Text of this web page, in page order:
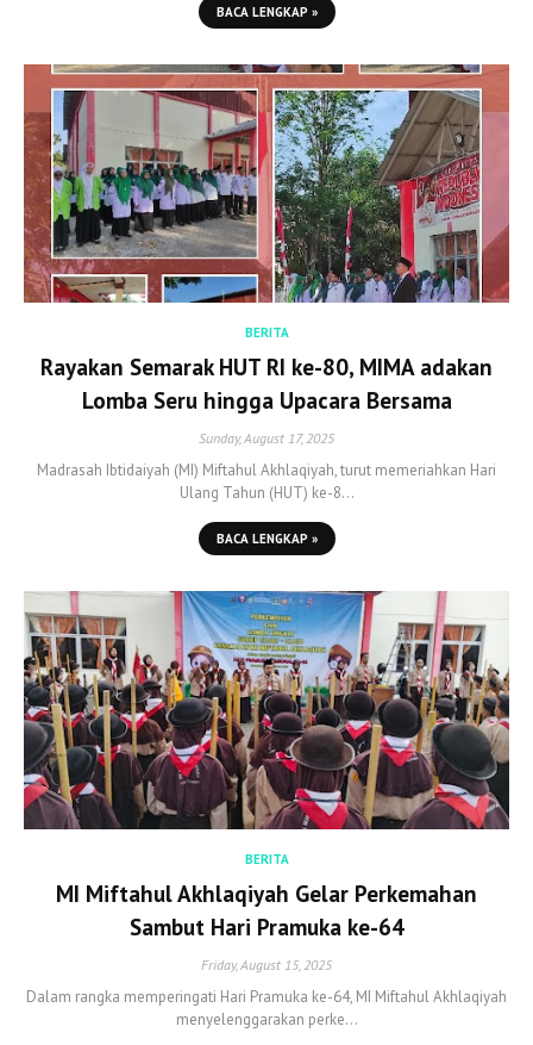
BACA LENGKAP »
BERITA
Rayakan Semarak HUT RI ke-80, MIMA adakan
Lomba Seru hingga Upacara Bersama
Sunday, August 17, 2025
Madrasah Ibtidaiyah (MI) Miftahul Akhlaqiyah, turut memeriahkan Hari
Ulang Tahun (HUT) ke-8…
BACA LENGKAP »
BERITA
MI Miftahul Akhlaqiyah Gelar Perkemahan
Sambut Hari Pramuka ke-64
Friday, August 15, 2025
Dalam rangka memperingati Hari Pramuka ke-64, MI Miftahul Akhlaqiyah
menyelenggarakan perke…